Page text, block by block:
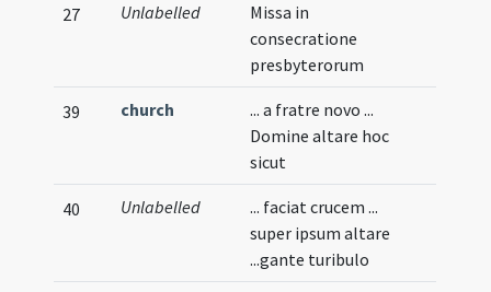
27 Unlabelled
Missa in
consecratione
presbyterorum
39 church
... a fratre novo ...
Domine altare hoc
sicut
40 Unlabelled
... faciat crucem ...
super ipsum altare
...gante turibulo